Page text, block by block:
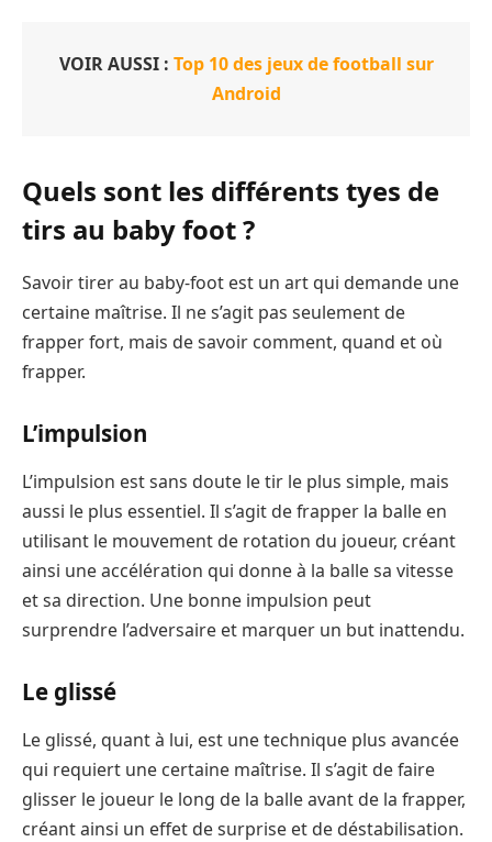
VOIR AUSSI : Top 10 des jeux de football sur
Android
Quels sont les différents tyes de
tirs au baby foot ?
Savoir tirer au baby-foot est un art qui demande une
certaine maîtrise. Il ne s’agit pas seulement de
frapper fort, mais de savoir comment, quand et où
frapper.
L’impulsion
L’impulsion est sans doute le tir le plus simple, mais
aussi le plus essentiel. Il s’agit de frapper la balle en
utilisant le mouvement de rotation du joueur, créant
ainsi une accélération qui donne à la balle sa vitesse
et sa direction. Une bonne impulsion peut
surprendre l’adversaire et marquer un but inattendu.
Le glissé
Le glissé, quant à lui, est une technique plus avancée
qui requiert une certaine maîtrise. Il s’agit de faire
glisser le joueur le long de la balle avant de la frapper,
créant ainsi un effet de surprise et de déstabilisation.